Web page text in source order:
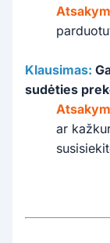
Klausimas:
sudėties
ar